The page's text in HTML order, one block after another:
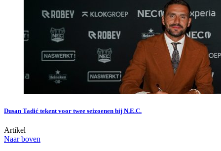
Dusan Tadić tekent voor twee seizoenen bij N.E.C.
Artikel
Naar boven